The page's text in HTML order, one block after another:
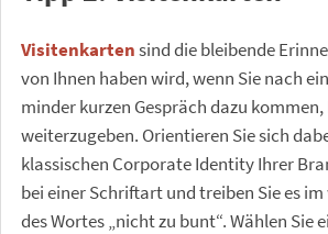
Visitenkartensind die bleibende
von Ihnen haben wird, wenn Sie nach
minder kurzen Gespräch dazu
weiterzugeben. Orientieren Sie sich
klassischen Corporate Identity Ihrer
bei einer Schriftart und treiben Sie es
des Wortes „nicht zu bunt“. Wählen Sie